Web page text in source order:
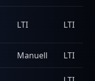
LTI LTI
Manuell LTI